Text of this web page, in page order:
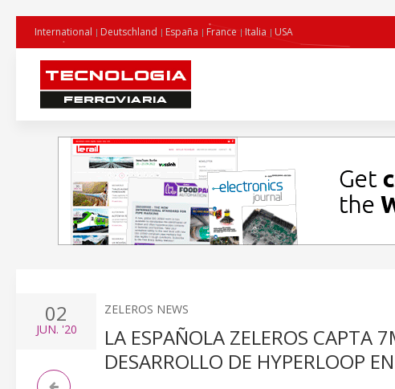
International Deutschland España France Italia USA
02
JUN. '20
ZELEROS NEWS
LA ESPAÑOLA ZELEROS CAPTA
DESARROLLO DE HYPERLOOP